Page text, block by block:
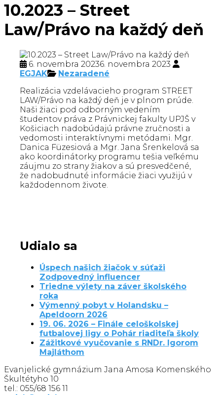
10.2023 – Street
Law/Právo na každý deň
6. novembra 20236. novembra 2023
EGJAK
Nezaradené
Realizácia vzdelávacieho program STREET
LAW/Právo na každý deň je v plnom prúde.
Naši žiaci pod odborným vedením
študentov práva z Právnickej fakulty UPJŠ v
Košiciach nadobúdajú právne zručnosti a
vedomosti interaktívnymi metódami. Mgr.
Danica Füzesiová a Mgr. Jana Šrenkelová sa
ako koordinátorky programu tešia veľkému
záujmu zo strany žiakov a sú presvedčené,
že nadobudnuté informácie žiaci využijú v
každodennom živote.
Udialo sa
Úspech našich žiačok v súťaži
Zodpovedný influencer
Triedne výlety na záver školského
roka
Výmenný pobyt v Holandsku –
Apeldoorn 2026
19. 06. 2026 – Finále celoškolskej
futbalovej ligy o Pohár riaditeľa školy
Zážitkové vyučovanie s RNDr. Igorom
Majláthom
Evanjelické gymnázium Jana Amosa Komenského
Škultétyho 10
tel.: 055/68 156 11